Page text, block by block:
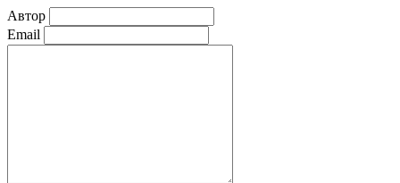
Автор
Email